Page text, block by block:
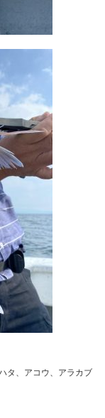
タ、アコウ、アラカブ